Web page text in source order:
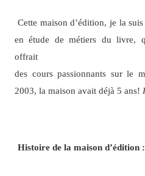
Cette maison d’édition, je la
en étude de métiers du livre,
offrait
des cours passionnants sur le
2003, la maison avait déjà 5 ans!
Histoire de la maison d’édition :